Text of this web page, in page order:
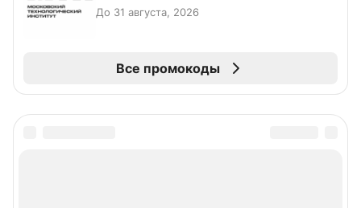
До 31 августа, 2026
Все промокоды